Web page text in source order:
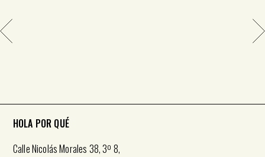
HOLA POR QUÉ
Calle Nicolás Morales 38, 3º 8,